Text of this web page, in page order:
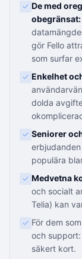
De med
obegränsat:
gör Fello
som surfar
Enkelhet
dolda
Seniorer
populära
Medvetna
och socialt
Telia) kan
För dem
och
säkert kort.